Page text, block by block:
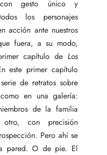
con gesto único y
los personajes
acción ante nuestros
fuera, a su modo,
capítulo de Los
este primer capítulo
de retratos sobre
en una galería:
de la familia
otro, con precisión
Pero ahí se
pared. O de pie. El